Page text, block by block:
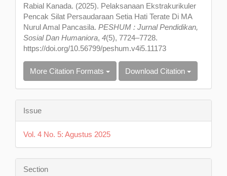
Rabial Kanada. (2025). Pelaksanaan Ekstrakurikuler
Pencak Silat Persaudaraan Setia Hati Terate Di MA
Nurul Amal Pancasila. PESHUM : Jurnal Pendidikan,
Sosial Dan Humaniora, 4(5), 7724–7728.
https://doi.org/10.56799/peshum.v4i5.11173
More Citation Formats Download Citation
Issue
Vol. 4 No. 5: Agustus 2025
Section